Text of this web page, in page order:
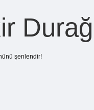
şenlendir!